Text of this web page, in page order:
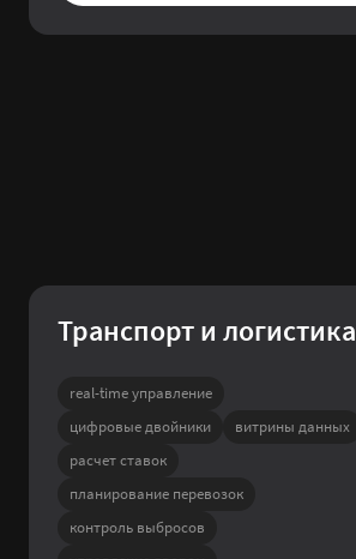
Транспорт и логистика
real-time управление
цифровые двойники
витрины данных
расчет ставок
планирование перевозок
контроль выбросов